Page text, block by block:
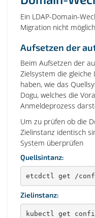
Ein LDAP-Domain-
Migration nicht
Aufsetzen der
Beim Aufsetzen der
Zielsystem die gleiche
haben, wie das
Dogu, welches die
Anmeldeprozess
Um zu prüfen ob die
Zielinstanz identisch
System überprüfen
Quellsintanz:
etcdctl get /
Zielinstanz:
kubectl get